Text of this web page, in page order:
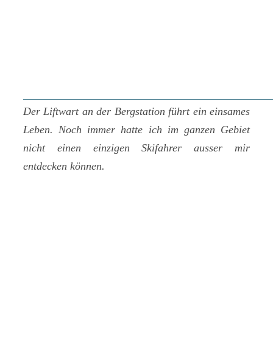
Der Liftwart an der Bergstation führt ein einsames
Leben. Noch immer hatte ich im ganzen Gebiet
nicht einen einzigen Skifahrer ausser mir
entdecken können.